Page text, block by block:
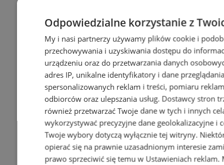
Odpowiedzialne korzystanie z
My i nasi partnerzy używamy plików cookie i
przechowywania i uzyskiwania dostępu do
urządzeniu oraz do przetwarzania danych
adres IP, unikalne identyfikatory i dane
spersonalizowanych reklam i treści, pomiaru
odbiorców oraz ulepszania usług. Dostawcy stron
również przetwarzać Twoje dane w tych i innych
wykorzystywać precyzyjne dane geolokalizacyjne i
Twoje wybory dotyczą wyłącznie tej witryny.
opierać się na prawnie uzasadnionym interesie
prawo sprzeciwić się temu w Ustawieniach reklam.